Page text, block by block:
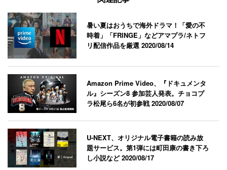
暑い夏はおうちで海外ドラマ！「愛の不
時着」「FRINGE」などアマプラ/ネトフ
リ配信作品を厳選2020/08/14
Amazon Prime Video、『ドキュメンタ
ル』シーズン8 参加芸人発表。チョコプ
ラ松尾ら6名が初参戦2020/08/07
U-NEXT、オリジナル電子書籍の読み放
題サービス。第1弾には町田康の書き下ろ
し小説など2020/08/17